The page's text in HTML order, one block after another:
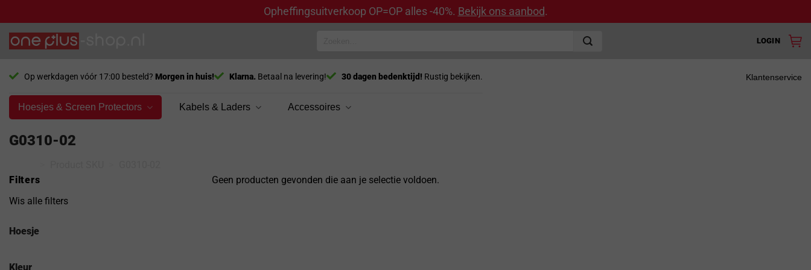
Opheffingsuitverkoop OP=OP alles -40%. Bekijk ons aanbod.
Ga
naar
LOGIN
Op werkdagen vóór 17:00 besteld? Morgen in huis! Klarna. Betaal na levering! 30 dagen bedenktijd! Rustig bekijken. Klantenservice
Hoesjes & Screen Protectors Kabels & Laders Accessoires
G0310-02
Filters
Wis alle filters
Hoesje
Kleur
Geen producten gevonden die aan je selectie voldoen.